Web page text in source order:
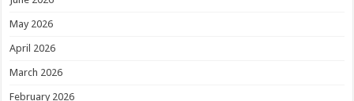
May 2026
April 2026
March 2026
February 2026